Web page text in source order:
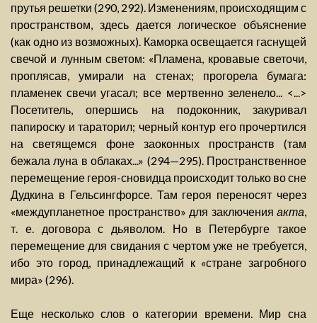
прутья решетки (290, 292). Изменениям, происходящим с
пространством, здесь дается логическое объяснение
(как одно из возможных). Каморка освещается гаснущей
свечой и лунным светом: «Пламена, кровавые светочи,
проплясав, умирали на стенах; прогорела бумага:
пламенек свечи угасал; все мертвенно зеленело... <...>
Посетитель, опершись на подоконник, закуривал
папироску и тараторил; черный контур его прочертился
на светящемся фоне заоконных пространств (там
бежала луна в облаках...» (294—295). Пространственное
перемещение героя-сновидца происходит только во сне
Дудкина в Гельсингфорсе. Там героя переносят через
«междупланетное пространство» для заключения акта,
т. е. договора с дьяволом. Но в Петербурге такое
перемещение для свидания с чертом уже не требуется,
ибо это город, принадлежащий к «стране загробного
мира» (296).
Еще несколько слов о категории времени. Мир сна